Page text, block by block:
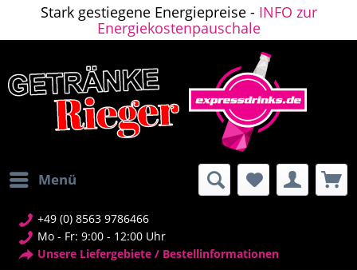
Stark gestiegene Energiepreise - INFO zur
Energiekostenpauschale
Menü
+49 (0) 8563 9786466
Mo - Fr: 9:00 - 12:00 Uhr
Unsere Liefergebiete / Bestellinformationen